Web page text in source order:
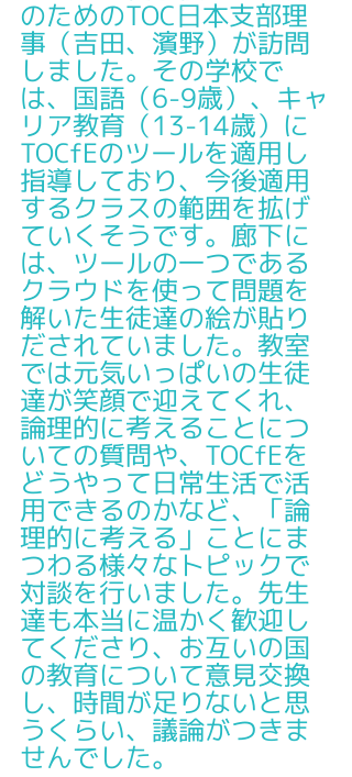
のためのTOC日本支部理
事（吉田、濱野）が訪問
しました。その学校で
は、国語（6-9歳）、キャ
リア教育（13-14歳）に
TOCfEのツールを適用し
指導しており、今後適用
するクラスの範囲を拡げ
ていくそうです。廊下に
は、ツールの一つである
クラウドを使って問題を
解いた生徒達の絵が貼り
だされていました。教室
では元気いっぱいの生徒
達が笑顔で迎えてくれ、
論理的に考えることにつ
いての質問や、TOCfEを
どうやって日常生活で活
用できるのかなど、「論
理的に考える」ことにま
つわる様々なトピックで
対談を行いました。先生
達も本当に温かく歓迎し
てくださり、お互いの国
の教育について意見交換
し、時間が足りないと思
うくらい、議論がつきま
せんでした。